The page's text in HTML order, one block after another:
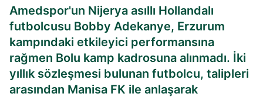
Amedspor'un Nijerya asıllı Hollandalı
futbolcusu Bobby Adekanye, Erzurum
kampındaki etkileyici performansına
rağmen Bolu kamp kadrosuna alınmadı. İki
yıllık sözleşmesi bulunan futbolcu, talipleri
arasından Manisa FK ile anlaşarak